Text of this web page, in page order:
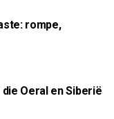
rompe,
Oeral en Siberië